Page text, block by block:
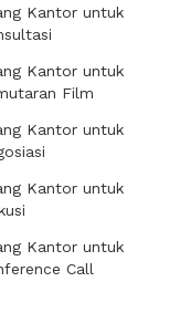
Kantor untuk
Kantor untuk
Film
Kantor untuk
Kantor untuk
Kantor untuk
Call